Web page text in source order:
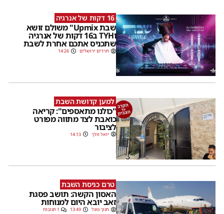
16 דקות של אנרגיה
שבת Upmix" משולם זושא
וTYH ב16 דקות של אנרגיה
שתכניס אתכם אחרת לשבת
חרדים ירושלים 14:26
למען קדושת השבת
"כולנו מתאספים": קריאה
כואבת לצד מתווה מפורט
לציבור
יואל וולך 14:13
טרם כניסת השבת
האסון הקשה: תושב פסגת
זאב יובא היום למנוחות
חנוך פוגל 13:49 1 תגובות